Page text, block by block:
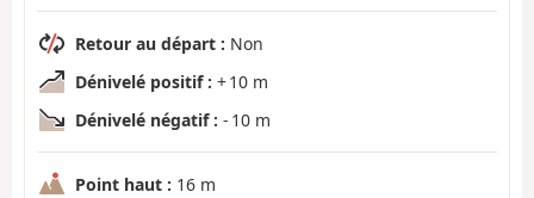
Retour au départ : Non
Dénivelé positif : + 10 m
Dénivelé négatif : - 10 m
Point haut : 16 m